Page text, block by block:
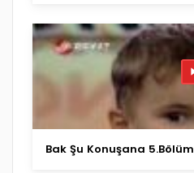
Bak Şu Konuşana 5.Bölüm